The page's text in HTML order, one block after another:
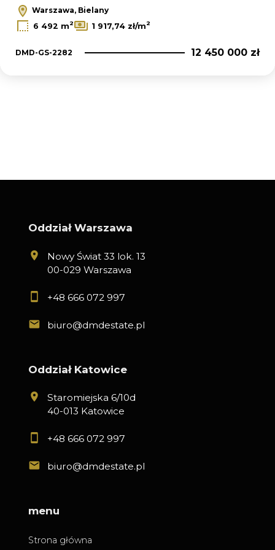
Warszawa, Bielany
6 492 m2 1 917,74 zł/m2
DMD-GS-2282 12 450 000 zł
Oddział Warszawa
Nowy Świat 33 lok. 13
00-029 Warszawa
+48 666 072 997
biuro@dmdestate.pl
Oddział Katowice
Staromiejska 6/10d
40-013 Katowice
+48 666 072 997
biuro@dmdestate.pl
menu
Strona główna